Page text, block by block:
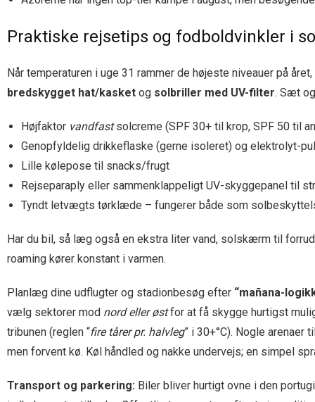
Praktiske rejsetips og fodboldvinkler i
Når temperaturen i uge 31 rammer de højeste niveauer på
bredskygget hat/kasket og solbriller med UV-filter. Sæt
Højfaktor vandfastsolcreme (SPF 30+ til krop, SPF 50 til
Genopfyldelig drikkeflaske (gerne isoleret) og elektrolyt-
Lille kølepose til snacks/frugt
Rejseparaply eller sammenklappeligt UV-skyggepanel til
Tyndt letvægts tørklæde – fungerer både som
Har du bil, så læg også en ekstra liter vand, solskærm til
roaming kører konstant i varmen.
Planlæg dine udflugter og stadionbesøg efter “mañana-
vælg sektorer mod nord eller østfor at få skygge hurtigst
tribunen (reglen “fire tårer pr. halvleg” i 30+°C). Nogle
men forvent kø. Køl håndled og nakke undervejs; en simpel
Transport og parkering: Biler bliver hurtigt ovne i den